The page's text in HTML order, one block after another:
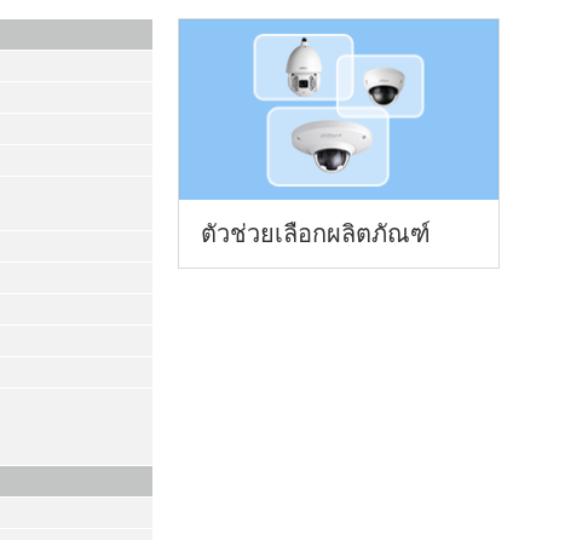
ตัวช่วยเลือกผลิตภัณฑ์